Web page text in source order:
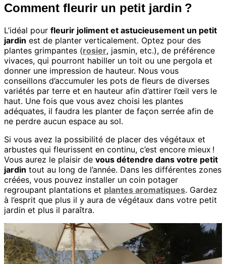
Comment fleurir un petit jardin ?
L’idéal pour fleurir joliment et astucieusement un petit
jardin est de planter verticalement. Optez pour des
plantes grimpantes (rosier, jasmin, etc.), de préférence
vivaces, qui pourront habiller un toit ou une pergola et
donner une impression de hauteur. Nous vous
conseillons d’accumuler les pots de fleurs de diverses
variétés par terre et en hauteur afin d’attirer l’œil vers le
haut. Une fois que vous avez choisi les plantes
adéquates, il faudra les planter de façon serrée afin de
ne perdre aucun espace au sol.
Si vous avez la possibilité de placer des végétaux et
arbustes qui fleurissent en continu, c’est encore mieux !
Vous aurez le plaisir de vous détendre dans votre petit
jardin tout au long de l’année. Dans les différentes zones
créées, vous pouvez installer un coin potager
regroupant plantations et plantes aromatiques. Gardez
à l’esprit que plus il y aura de végétaux dans votre petit
jardin et plus il paraîtra.